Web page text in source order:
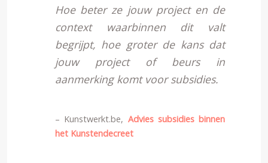
Hoe beter ze jouw project en de
context waarbinnen dit valt
begrijpt, hoe groter de kans dat
jouw project of beurs in
aanmerking komt voor subsidies.
– Kunstwerkt.be, Advies subsidies binnen
het Kunstendecreet